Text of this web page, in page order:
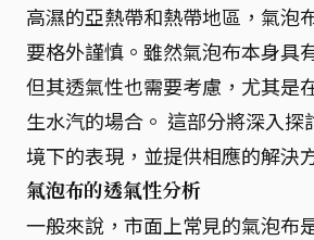
高濕的亞熱帶和熱帶地區，氣泡
要格外謹慎。雖然氣泡布本身具
但其透氣性也需要考慮，尤其是
生水汽的場合。 這部分將深入探
境下的表現，並提供相應的解決
氣泡布的透氣性分析
一般來說，市面上常見的氣泡布